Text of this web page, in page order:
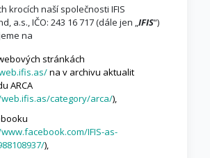
krocích naší společnosti IFIS
a.s., IČO: 243 16 717 (dále jen „IFIS“)
na
stránkách
na v archivu aktualit
ARCA
category/arca/),
IFIS-as-
),